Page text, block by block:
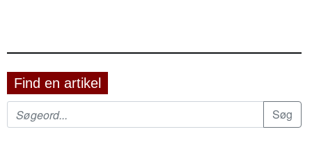
Find en artikel